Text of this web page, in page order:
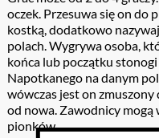
oczek. Przesuwa się on do
kostką, dodatkowo
polach. Wygrywa osoba,
końca lub początku stonogi
Napotkanego na danym
wówczas jest on
od nowa. Zawodnicy mogą
pionków.